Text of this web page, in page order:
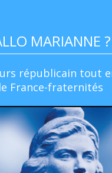
MARIANNE ?
républicain tout
France-fraternités